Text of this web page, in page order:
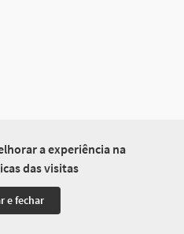
a experiência na
das visitas
e fechar